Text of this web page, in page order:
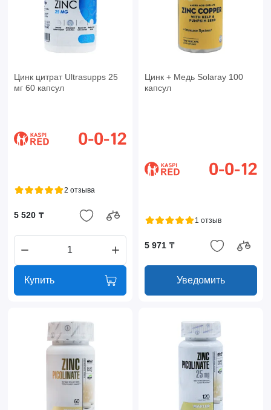
Цинк цитрат Ultrasupps 25
мг 60 капсул
2 отзыва
5 520 ₸
Купить
Цинк + Медь Solaray 100
капсул
1 отзыв
5 971 ₸
Уведомить